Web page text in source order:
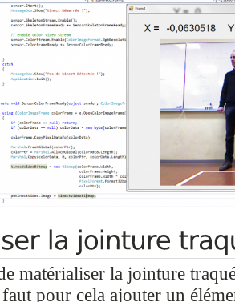
matérialiser la jointure
pour cela ajouter un